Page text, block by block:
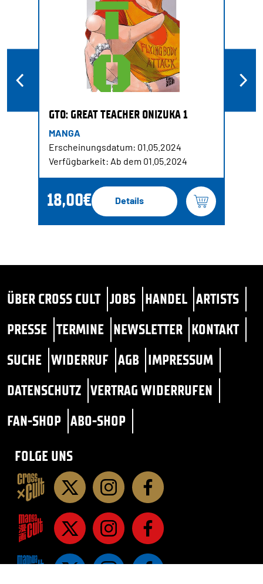
GTO: GREAT TEACHER ONIZUKA 1
MANGA
Erscheinungsdatum: 01.05.2024
Verfügbarkeit: Ab dem 01.05.2024
18,00€ Details
ÜBER CROSS CULT JOBS HANDEL ARTISTS
PRESSE TERMINE NEWSLETTER KONTAKT
SUCHE WIDERRUF AGB IMPRESSUM
DATENSCHUTZ VERTRAG WIDERRUFEN
FAN-SHOP ABO-SHOP
FOLGE UNS